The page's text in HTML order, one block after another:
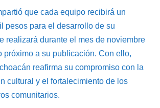
que cada equipo recibirá un
pesos para el desarrollo de su
realizará durante el mes de noviembre
próximo a su publicación. Con ello,
reafirma su compromiso con la
cultural y el fortalecimiento de los
comunitarios.